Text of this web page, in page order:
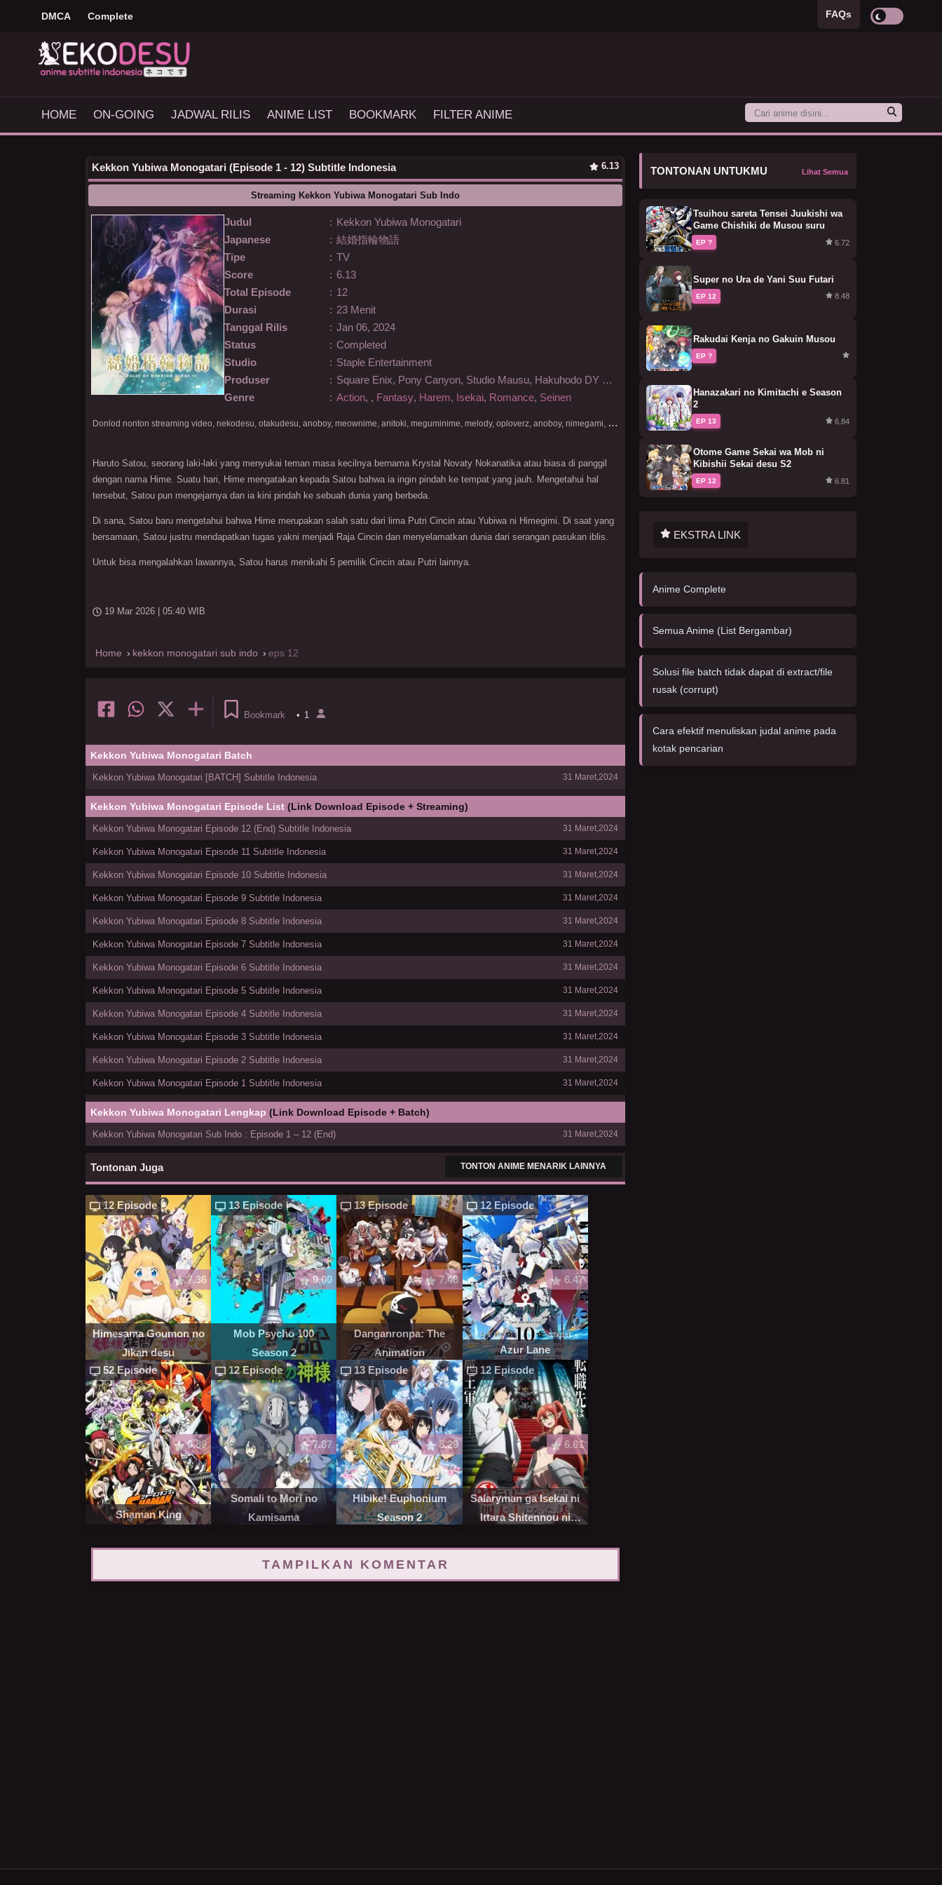
DMCA Complete FAQs
HOME ON-GOING JADWAL RILIS ANIME LIST BOOKMARK FILTER ANIME
Kekkon Yubiwa Monogatari (Episode 1 - 12) Subtitle Indonesia 6.13
Streaming Kekkon Yubiwa Monogatari Sub Indo
Judul : Kekkon Yubiwa Monogatari
Japanese
: 結婚指輪物語
Tipe
: TV
Score
: 6.13
Total Episode
: 12
Durasi
: 23 Menit
Tanggal Rilis
: Jan 06, 2024
Status
: Completed
Studio
: Staple Entertainment
Produser
:
Square Enix, Pony Canyon, Studio Mausu, Hakuhodo DY Music & Pictures, APDREAM
Genre
: Action, , Fantasy, Harem, Isekai, Romance, Seinen
D
onlod nonton streaming video, nekodesu, otakudesu, anoboy, meownime, anitoki, meguminime, melody, oploverz, anoboy, nimegami, unduh, riie net, drivenime, myanimelist, MAL, kusonime, neonime, bstation, maxnime, Netflix, animeindo, anichin, crunchyroll, neonime, samehadaku, streaming, otakupoi, awsubs, anibatch, anikyojin, nekonime, kurogaze, zippyshare, vidio google drive, Muse Indonesia, kazefuri, iQIYI, Viu, Ani-One Asia, Animenonton, Otaku desu, Mangaku, Anibatch,Vidio, Genflix, Amazon Prime Video, 3GP, Mp4, 240p, Terlengkap.
Haruto Satou, seorang laki-laki yang menyukai teman masa kecilnya bernama Krystal Novaty Nokanatika atau biasa di panggil
dengan nama Hime. Suatu hari, Hime mengatakan kepada Satou bahwa ia ingin pindah ke tempat yang jauh. Mengetahui hal
tersebut, Satou pun mengejarnya dan ia kini pindah ke sebuah dunia yang berbeda.
Di sana, Satou baru mengetahui bahwa Hime merupakan salah satu dari lima Putri Cincin atau Yubiwa ni Himegimi. Di saat yang
bersamaan, Satou justru mendapatkan tugas yakni menjadi Raja Cincin dan menyelamatkan dunia dari serangan pasukan iblis.
Untuk bisa mengalahkan lawannya, Satou harus menikahi 5 pemilik Cincin atau Putri lainnya.
19 Mar 2026 | 05:40 WIB
Home kekkon monogatari sub indo eps 12
Bookmark • 1
Kekkon Yubiwa Monogatari Batch
Kekkon Yubiwa Monogatari [BATCH] Subtitle Indonesia 31 Maret,2024
Kekkon Yubiwa Monogatari Episode List (Link Download Episode + Streaming)
Kekkon Yubiwa Monogatari Episode 12 (End) Subtitle Indonesia 31 Maret,2024
Kekkon Yubiwa Monogatari Episode 11 Subtitle Indonesia 31 Maret,2024
Kekkon Yubiwa Monogatari Episode 10 Subtitle Indonesia 31 Maret,2024
Kekkon Yubiwa Monogatari Episode 9 Subtitle Indonesia 31 Maret,2024
Kekkon Yubiwa Monogatari Episode 8 Subtitle Indonesia 31 Maret,2024
Kekkon Yubiwa Monogatari Episode 7 Subtitle Indonesia 31 Maret,2024
Kekkon Yubiwa Monogatari Episode 6 Subtitle Indonesia 31 Maret,2024
Kekkon Yubiwa Monogatari Episode 5 Subtitle Indonesia 31 Maret,2024
Kekkon Yubiwa Monogatari Episode 4 Subtitle Indonesia 31 Maret,2024
Kekkon Yubiwa Monogatari Episode 3 Subtitle Indonesia 31 Maret,2024
Kekkon Yubiwa Monogatari Episode 2 Subtitle Indonesia 31 Maret,2024
Kekkon Yubiwa Monogatari Episode 1 Subtitle Indonesia 31 Maret,2024
Kekkon Yubiwa Monogatari Lengkap (Link Download Episode + Batch)
Kekkon Yubiwa Monogatari Sub Indo : Episode 1 – 12 (End) 31 Maret,2024
Tontonan Juga TONTON ANIME MENARIK LAINNYA
12 Episode
7.36
Himesama Goumon no
Jikan desu
13 Episode
9.00
Mob Psycho 100
Season 2
13 Episode
7.48
Danganronpa: The
Animation
12 Episode
6.47
Azur Lane
52 Episode
6.89
Shaman King
12 Episode
7.87
Somali to Mori no
Kamisama
13 Episode
8.29
Hibike! Euphonium
Season 2
12 Episode
6.61
Salaryman ga Isekai ni
Ittara Shitennou ni
TAMPILKAN KOMENTAR
TONTONAN UNTUKMU Lihat Semua
Tsuihou sareta Tensei Juukishi wa
Game Chishiki de Musou suru
EP ? 6.72
Super no Ura de Yani Suu Futari
EP 12 8.48
Rakudai Kenja no Gakuin Musou
EP ?
Hanazakari no Kimitachi e Season
2
EP 13 6.84
Otome Game Sekai wa Mob ni
Kibishii Sekai desu S2
EP 12 6.81
EKSTRA LINK
Anime Complete
Semua Anime (List Bergambar)
Solusi file batch tidak dapat di extract/file
rusak (corrupt)
Cara efektif menuliskan judal anime pada
kotak pencarian